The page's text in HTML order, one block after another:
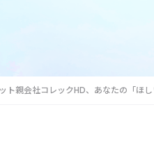
ト親会社コレックHD、あなたの「ほ